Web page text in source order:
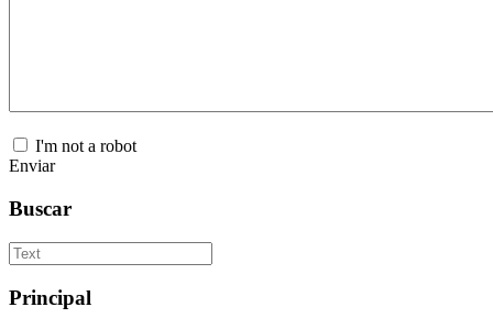
I'm not a robot
Enviar
Buscar
Principal